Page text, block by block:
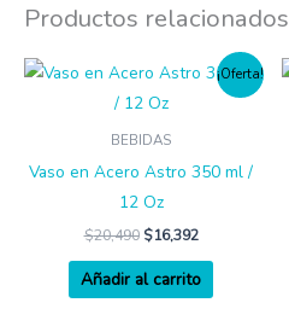
Productos relacionados
¡Oferta!
BEBIDAS
Vaso en Acero Astro 350 ml /
12 Oz
$20,490 $16,392
Añadir al carrito